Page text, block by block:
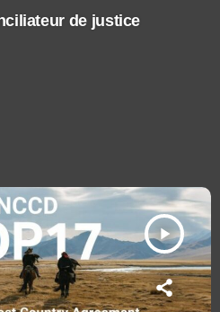
de justice
play_arrow